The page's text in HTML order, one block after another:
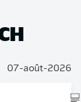
07-août-2026